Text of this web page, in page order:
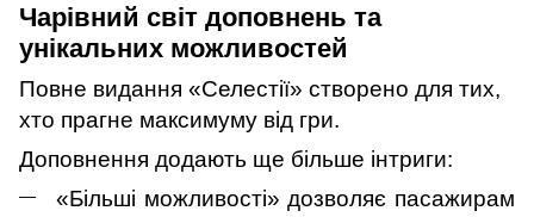
Чарівний світ доповнень та
унікальних можливостей
Повне видання «Селестії» створено для тих,
хто прагне максимуму від гри.
Доповнення додають ще більше інтриги:
«Більші можливості» дозволяє пасажирам